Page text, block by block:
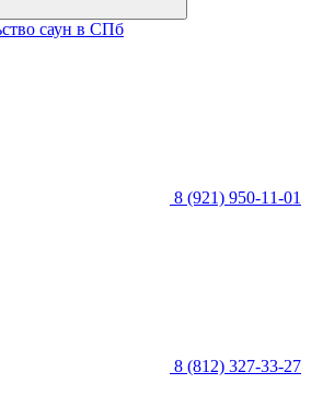
саун в СПб
8 (921) 950-11-01
8 (812) 327-33-27